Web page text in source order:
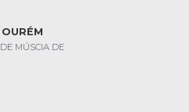
MÚSCIA DE